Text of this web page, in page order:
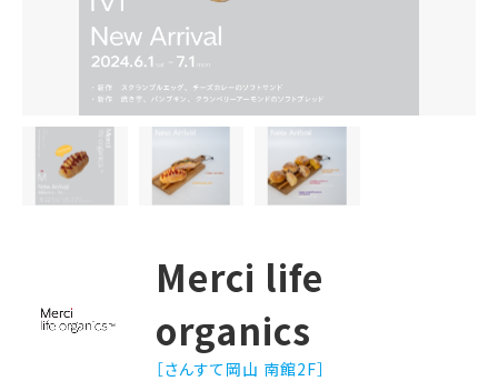
Merci life
organics
［さんすて岡山 南館2F］